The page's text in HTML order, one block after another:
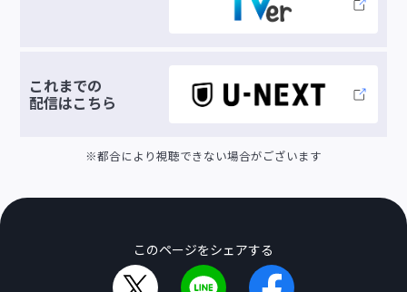
これまでの
配信はこちら
※都合により視聴できない場合がございます
このページをシェアする